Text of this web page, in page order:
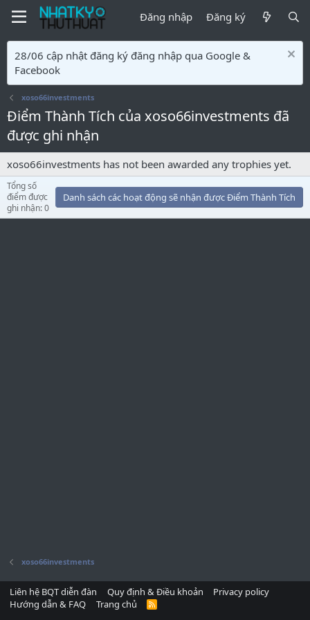
Đăng nhập Đăng ký
28/06 cập nhật đăng ký đăng nhập qua Google &
Facebook
xoso66investments
Điểm Thành Tích của xoso66investments đã
được ghi nhận
xoso66investments has not been awarded any trophies yet.
Tổng số
điểm được
ghi nhận: 0
Danh sách các hoạt động sẽ nhận được Điểm Thành Tích
xoso66investments
Liên hệ BQT diễn đàn Quy định & Điều khoản
Privacy policy
Hướng dẫn & FAQ
Trang chủ
R